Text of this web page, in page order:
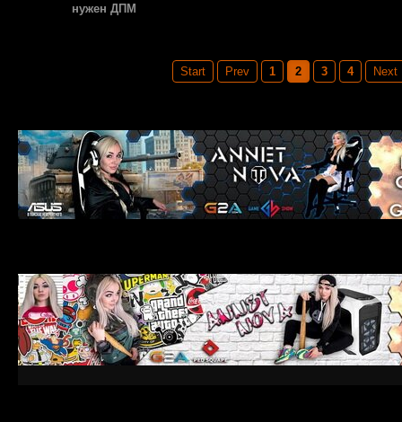
нужен ДПМ
Start Prev 1 2 3 4 Next